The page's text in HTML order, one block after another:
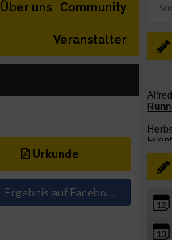
Community
Über uns
Veranstalter
Urkunde
Ergebnis auf Facebook teilen
12
13